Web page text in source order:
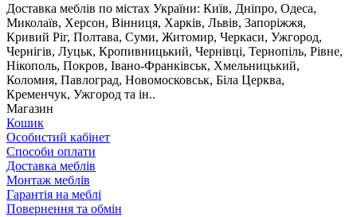
Доставка меблів по містах України: Київ, Дніпро, Одеса,
Миколаїв, Херсон, Вінниця, Харків, Львів, Запоріжжя,
Кривий Ріг, Полтава, Суми, Житомир, Черкаси, Ужгород,
Чернігів, Луцьк, Кропивницький, Чернівці, Тернопіль, Рівне,
Нікополь, Покров, Івано-Франківськ, Хмельницький,
Коломия, Павлоград, Новомосковськ, Біла Церква,
Кременчук, Ужгород та ін..
Магазин
Кошик
Особистий кабінет
Способи оплати
Доставка меблів
Монтаж меблів
Гарантія на меблі
Повернення та обмін